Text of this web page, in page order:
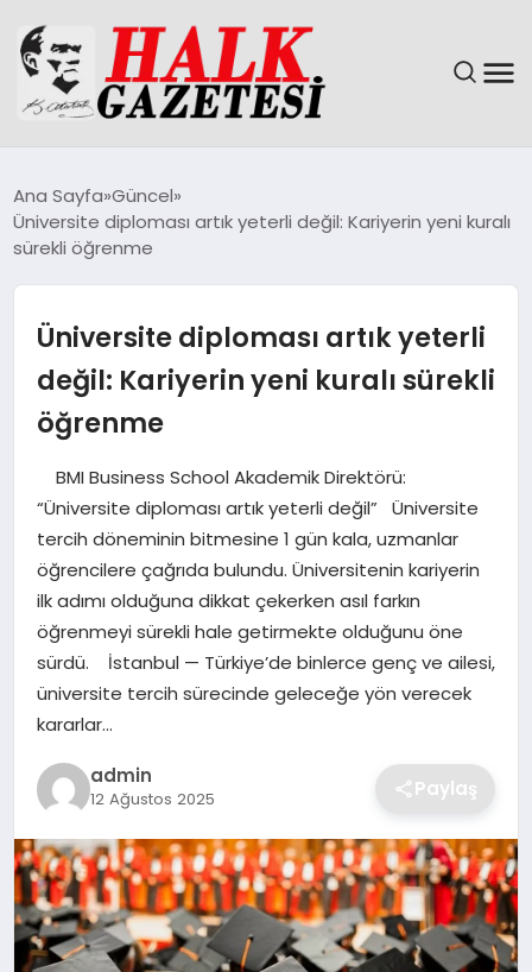
DÜNYA
MAGAZIN
SAĞLIK
SIYASET
SPOR
TEKNOLOJI
YAŞAM
Ana Sayfa Güncel
Üniversite diploması artık yeterli değil: Kariyerin yeni kuralı
sürekli öğrenme
Üniversite diploması artık yeterli
değil: Kariyerin yeni kuralı sürekli
öğrenme
BMI Business School Akademik Direktörü:
“Üniversite diploması artık yeterli değil” Üniversite
tercih döneminin bitmesine 1 gün kala, uzmanlar
öğrencilere çağrıda bulundu. Üniversitenin kariyerin
ilk adımı olduğuna dikkat çekerken asıl farkın
öğrenmeyi sürekli hale getirmekte olduğunu öne
sürdü. İstanbul — Türkiye’de binlerce genç ve ailesi,
üniversite tercih sürecinde geleceğe yön verecek
kararlar…
admin
12 Ağustos 2025 Paylaş